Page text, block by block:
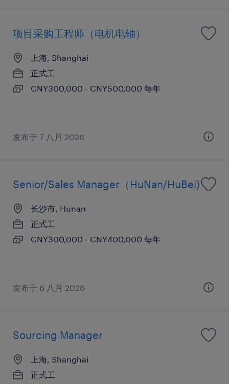
项目采购工程师（电机电轴）
上海, Shanghai
正式工
CNY300,000 - CNY500,000 每年
发布于 7 八月 2026
Senior/Sales Manager（HuNan/HuBei)
长沙市, Hunan
正式工
CNY300,000 - CNY400,000 每年
发布于 6 八月 2026
Sourcing Manager
上海, Shanghai
正式工